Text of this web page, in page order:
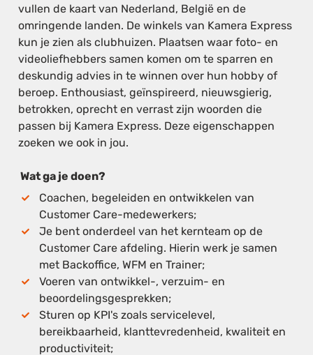
vullen de kaart van Nederland, België en de
omringende landen. De winkels van Kamera Express
kun je zien als clubhuizen. Plaatsen waar foto- en
videoliefhebbers samen komen om te sparren en
deskundig advies in te winnen over hun hobby of
beroep. Enthousiast, geïnspireerd, nieuwsgierig,
betrokken, oprecht en verrast zijn woorden die
passen bij Kamera Express. Deze eigenschappen
zoeken we ook in jou.
Wat ga je doen?
Coachen, begeleiden en ontwikkelen van
Customer Care-medewerkers;
Je bent onderdeel van het kernteam op de
Customer Care afdeling. Hierin werk je samen
met Backoffice, WFM en Trainer;
Voeren van ontwikkel-, verzuim- en
beoordelingsgesprekken;
Sturen op KPI's zoals servicelevel,
bereikbaarheid, klanttevredenheid, kwaliteit en
productiviteit;